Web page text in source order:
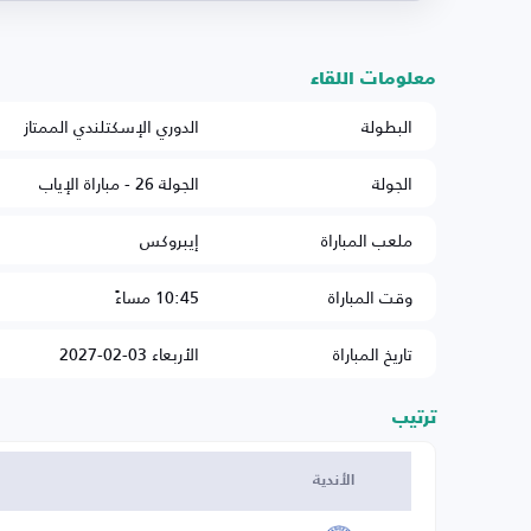
معلومات اللقاء
البطولة
الدوري الإسكتلندي الممتاز
الجولة
الجولة 26 - مباراة الإياب
ملعب المباراة
إيبروكس
وقت المباراة
10:45 مساءً
تاريخ المباراة
الأربعاء 03-02-2027
ترتيب
الأندية